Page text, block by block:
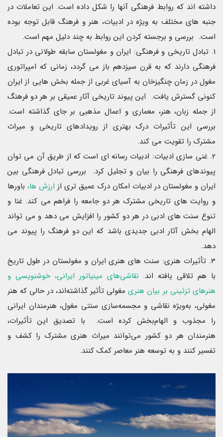
داشته اند که روابط فرهنگی آنها را شکل داده است. این تعاملات در
جنبه های مختلف به ویژه در ادبیات، هنر و فرهنگ قابل توجه بوده
است. بررسی و برجسته کردن این روابط به چند دلیل مهم است.
1. تبادل تاریخی و فرهنگی: ایران و مغولستان سابقه طولانی در تبادل
فرهنگی دارند که به قرن سیزدهم باز می گردد، زمانی که امپراتوری
مغول در زمان چنگیزخان به آسیای غربی از جمله بخش هایی از ایران
کنونی گسترش یافت. این پیوند تاریخی آثار عمیقی بر هر دو فرهنگ
از جمله زبان، هنر، معماری و اعمال مذهبی بر جای گذاشته است.
بررسی این تأثیرات درک بهتری از رویدادهای تاریخی و میراث
مشترک را تقویت می کند.
2. غنی سازی ادبیات: ادبیات رسانه ای است که از طریق آن می توان
پیوندهای فرهنگی را بیان و تجلیل کرد. بررسی تبادل فرهنگی بین
ایران و مغولستان در ادبیات امکان درک عمیق تری از ارزش ها،باورها
و روایت های تاریخی مشترک هر دو جامعه را فراهم می کند. غنا و
تنوع سنت های ادبی در هر دو کشور را افزایش می دهد و می تواند
الهام بخش آثار ادبی جدیدی باشد که این دو فرهنگ را پیوند می
دهد.
3. تأثیرات هنری: سنت های هنری ایران و مغولستان در طول تاریخ
با هم تلاقی یافته اند. نقاشی‌های مینیاتور ایرانی، خوشنویسی و
هنرهای تزئینی بر بیان هنریمغولی تأثیر گذاشته‌اند، در حالی که هنر
مغولی، به‌ویژه نقاشی و مجسمه‌سازی سنتی مغول، هنرمندان ایرانی
را مجذوب و الهام‌بخش کرده است. با تصدیق این تأثیرات،
هنرمندان هر دو کشور می‌توانند میراث هنری مشترک را کشف و
تفسیر کنند و به توسعه هنر معاصر کمک کنند.